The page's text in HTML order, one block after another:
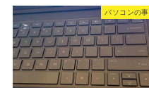
パソコンの事